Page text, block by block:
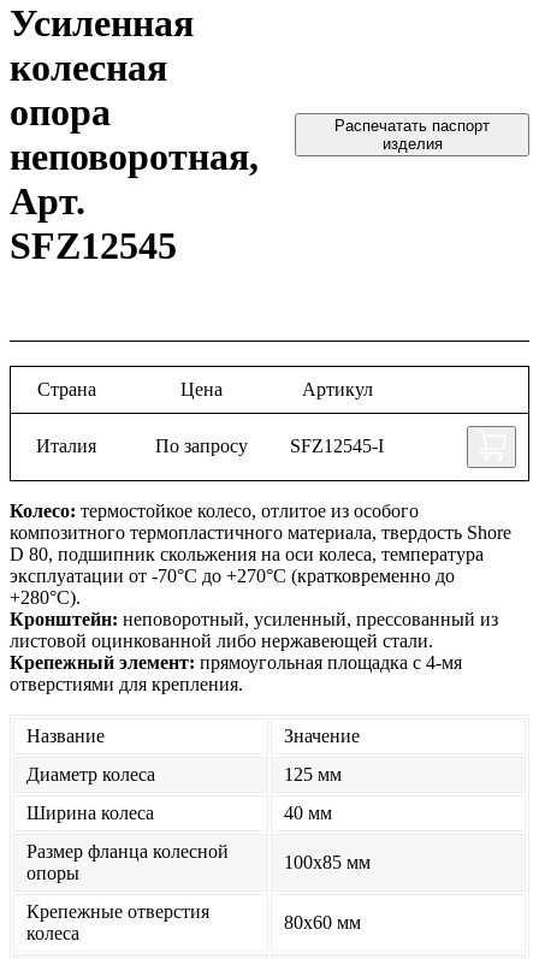
Усиленная
колесная
опора
неповоротная,
Арт.
SFZ12545
Распечатать паспорт
изделия
Колесо: термостойкое колесо, отлитое из особого
композитного термопластичного материала, твердость Shore
D 80, подшипник скольжения на оси колеса, температура
эксплуатации от -70°С до +270°С (кратковременно до
+280°С).
Кронштейн: неповоротный, усиленный, прессованный из
листовой оцинкованной либо нержавеющей стали.
Крепежный элемент: прямоугольная площадка с 4-мя
отверстиями для крепления.
Название
Значение
Диаметр колеса
125 мм
Ширина колеса
40 мм
Размер фланца колесной
опоры
100x85 мм
Крепежные отверстия
колеса
80x60 мм
Страна Цена Артикул
Италия По запросу SFZ12545-I